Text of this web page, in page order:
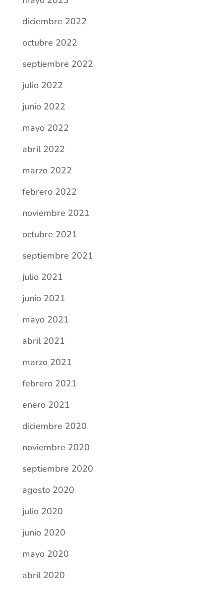
diciembre 2022
octubre 2022
septiembre 2022
julio 2022
junio 2022
mayo 2022
abril 2022
marzo 2022
febrero 2022
noviembre 2021
octubre 2021
septiembre 2021
julio 2021
junio 2021
mayo 2021
abril 2021
marzo 2021
febrero 2021
enero 2021
diciembre 2020
noviembre 2020
septiembre 2020
agosto 2020
julio 2020
junio 2020
mayo 2020
abril 2020